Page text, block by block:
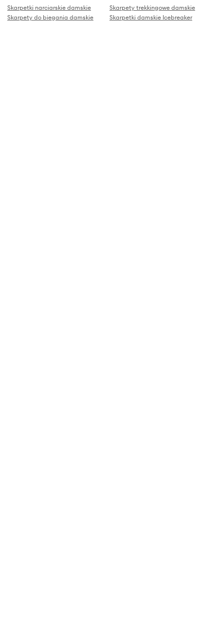
Skarpetki narciarskie damskie
Skarpety trekkingowe damskie
Skarpety do biegania damskie
Skarpetki damskie Icebreaker